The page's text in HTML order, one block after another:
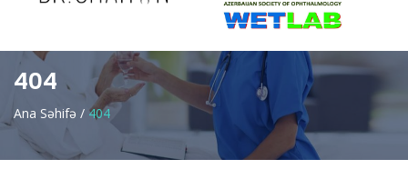
404
Ana Səhifə / 404